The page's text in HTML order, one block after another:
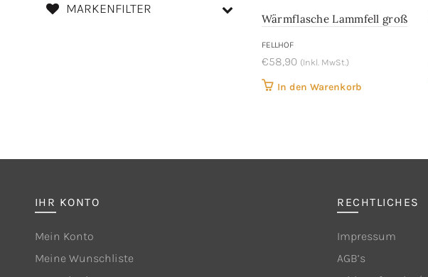
Wärmflasche Lammfell groß
FELLHOF
€58,90 (Inkl. MwSt.)
In den Warenkorb
MARKENFILTER
IHR KONTO
Mein Konto
Meine Wunschliste
RECHTLICHES
Impressum
AGB’s